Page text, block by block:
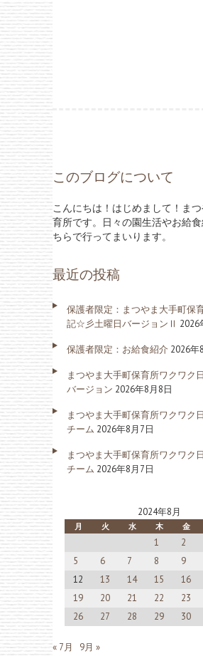
このブログについて
こんにちは！はじめまして！ま
育所です。日々の園生活やお給
ちらで行ってまいります。
最近の投稿
保護者限定：まつやま大手町保
記☆彡土曜日バージョンⅡ 2026
保護者限定：お給食紹介 2026年
まつやま大手町保育所ワクワク
バージョン 2026年8月8日
まつやま大手町保育所ワクワク
チーム 2026年8月7日
まつやま大手町保育所ワクワク
チーム 2026年8月7日
2024年8月
月 火 水 木 金
1 2
5
6 7 8 9
12
13 14 15 16
19
20 21 22 23
26
27 28 29 30
« 7月 9月 »